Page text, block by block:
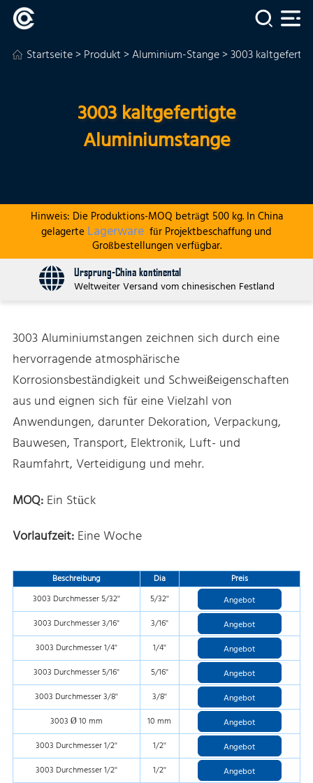
Startseite>Produkt>Aluminium-Stange> 3003
3003 kaltgefertigte
Aluminiumstange
Hinweis: Die Produktions-MOQ beträgt 500 kg. In China
gelagerte Lagerware für Projektbeschaffung und
Großbestellungen verfügbar.
Ursprung-China kontinental
Weltweiter Versand vom chinesischen Festland
3003 Aluminiumstangen zeichnen sich durch eine
hervorragende atmosphärische
Korrosionsbeständigkeit und Schweißeigenschaften
aus und eignen sich für eine Vielzahl von
Anwendungen, darunter Dekoration, Verpackung,
Bauwesen, Transport, Elektronik, Luft- und
Raumfahrt, Verteidigung und mehr.
MOQ:Ein Stück
Vorlaufzeit:Eine Woche
Beschreibung Dia
Preis
3003 Durchmesser 5/32''
5/32''
Angebot
3003 Durchmesser 3/16''
3/16''
Angebot
3003 Durchmesser 1/4''
1/4''
Angebot
3003 Durchmesser 5/16''
5/16''
Angebot
3003 Durchmesser 3/8''
3/8''
Angebot
3003 Ø 10 mm
10 mm
Angebot
3003 Durchmesser 1/2''
1/2''
Angebot
3003 Durchmesser 1/2''
1/2''
Angebot